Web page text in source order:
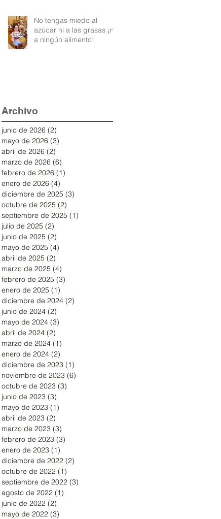
No tengas miedo al
azúcar ni a las grasas ¡ni
a ningún alimento!
Archivo
junio de 2026 (2)
mayo de 2026 (3)
abril de 2026 (2)
marzo de 2026 (6)
febrero de 2026 (1)
enero de 2026 (4)
diciembre de 2025 (3)
octubre de 2025 (2)
septiembre de 2025 (1)
julio de 2025 (2)
junio de 2025 (2)
mayo de 2025 (4)
abril de 2025 (2)
marzo de 2025 (4)
febrero de 2025 (3)
enero de 2025 (1)
diciembre de 2024 (2)
junio de 2024 (2)
mayo de 2024 (3)
abril de 2024 (2)
marzo de 2024 (1)
enero de 2024 (2)
diciembre de 2023 (1)
noviembre de 2023 (6)
octubre de 2023 (3)
junio de 2023 (3)
mayo de 2023 (1)
abril de 2023 (2)
marzo de 2023 (3)
febrero de 2023 (3)
enero de 2023 (1)
diciembre de 2022 (2)
octubre de 2022 (1)
septiembre de 2022 (3)
agosto de 2022 (1)
junio de 2022 (2)
mayo de 2022 (3)